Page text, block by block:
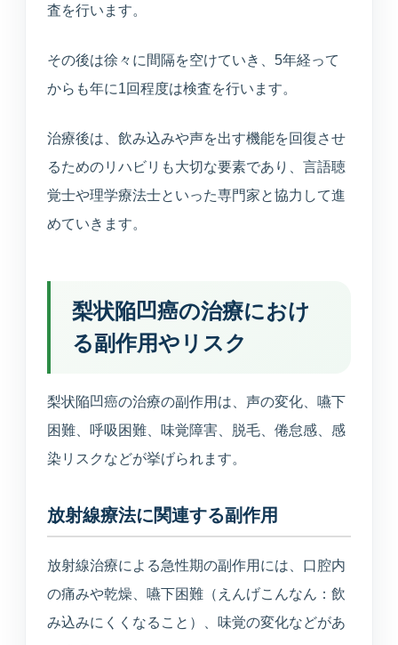
査を行います。
その後は徐々に間隔を空けていき、5年経って
からも年に1回程度は検査を行います。
治療後は、飲み込みや声を出す機能を回復させ
るためのリハビリも大切な要素であり、言語聴
覚士や理学療法士といった専門家と協力して進
めていきます。
梨状陥凹癌の治療におけ
る副作用やリスク
梨状陥凹癌の治療の副作用は、声の変化、嚥下
困難、呼吸困難、味覚障害、脱毛、倦怠感、感
染リスクなどが挙げられます。
放射線療法に関連する副作用
放射線治療による急性期の副作用には、口腔内
の痛みや乾燥、嚥下困難（えんげこんなん：飲
み込みにくくなること）、味覚の変化などがあ